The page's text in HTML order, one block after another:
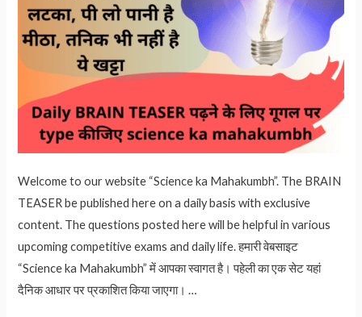
Welcome to our website “Science ka Mahakumbh”. The BRAIN
TEASER be published here on a daily basis with exclusive
content. The questions posted here will be helpful in various
upcoming competitive exams and daily life. हमारी वेबसाइट
“Science ka Mahakumbh” में आपका स्वागत है। पहेली का एक सेट यहां
दैनिक आधार पर प्रकाशित किया जाएगा। …